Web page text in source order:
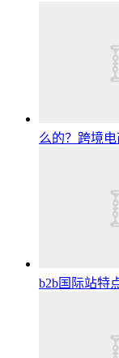
么的？跨境
b2b国际站特